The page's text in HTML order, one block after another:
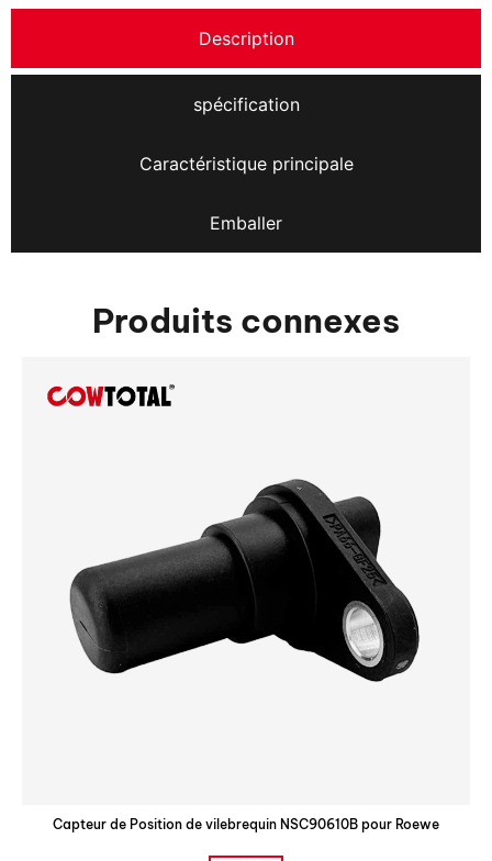
Description
spécification
Caractéristique principale
Emballer
Produits connexes
Capteur de Position de vilebrequin NSC90610B pour Roewe